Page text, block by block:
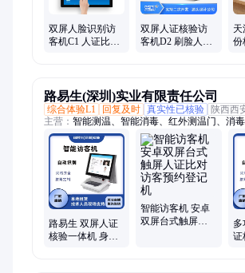
双屏人脸识别访
客机C1 人证比对
双屏人证核验访
客机D2 刷脸人证
天
份
路易生(深圳)实业有限责任公司
综合体验L1
回复及时 真实性已核验 陕西西
主营： 智能测温、智能消毒、红外测温门、消毒
器人、体温检测门、金属测温门、人体测温门
红外线测温门
路易生 双屏人证
核验一体机 身份
智能访客机 安卓
双屏台式触屏人
多
证